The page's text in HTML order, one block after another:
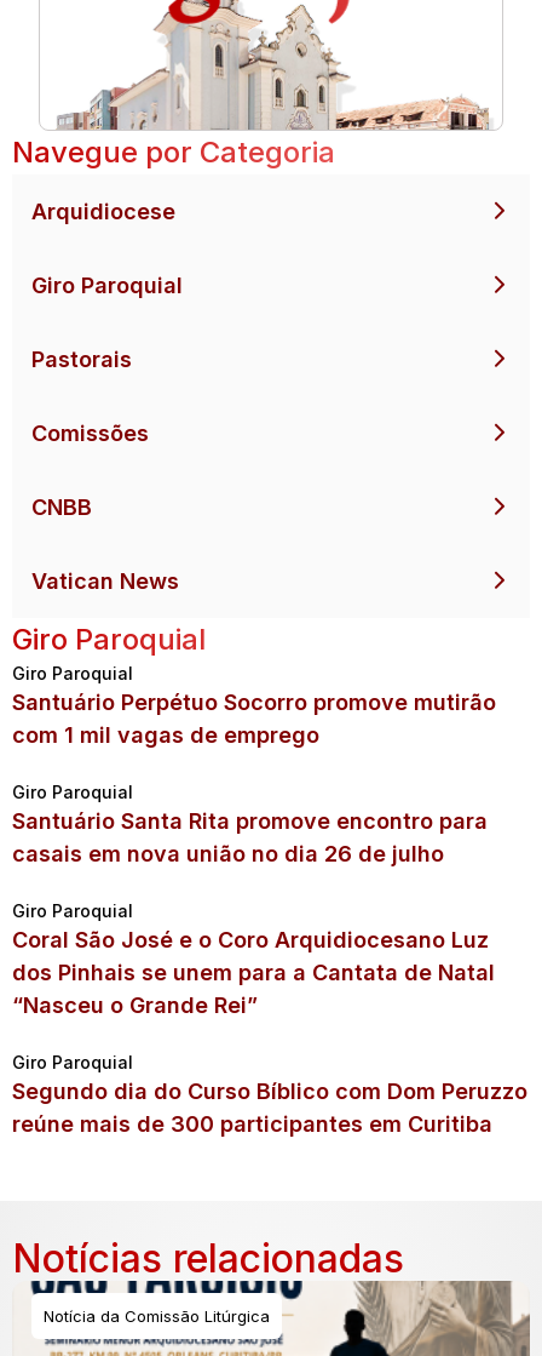
Navegue por Categoria
Arquidiocese
Giro Paroquial
Pastorais
Comissões
CNBB
Vatican News
Giro Paroquial
Giro Paroquial
Santuário Perpétuo Socorro promove mutirão
com 1 mil vagas de emprego
Giro Paroquial
Santuário Santa Rita promove encontro para
casais em nova união no dia 26 de julho
Giro Paroquial
Coral São José e o Coro Arquidiocesano Luz
dos Pinhais se unem para a Cantata de Natal
“Nasceu o Grande Rei”
Giro Paroquial
Segundo dia do Curso Bíblico com Dom Peruzzo
reúne mais de 300 participantes em Curitiba
Notícias relacionadas
Notícia da Comissão Litúrgica